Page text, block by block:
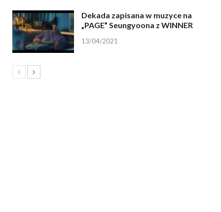
Dekada zapisana w muzyce na
„PAGE” Seungyoona z WINNER
13/04/2021